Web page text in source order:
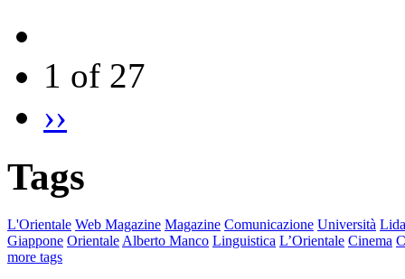
1 of 27
››
Tags
L'Orientale Web Magazine Magazine Comunicazione Università
Giappone Orientale Alberto Manco Linguistica L’Orientale Cinema
more tags